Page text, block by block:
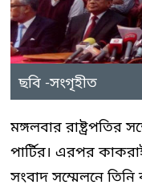
ছবি -সংগৃহীত
মঙ্গলবার রাষ্ট্রপতির
পার্টির। এরপর
সংবাদ সম্মেলনে তিনি